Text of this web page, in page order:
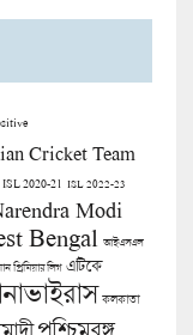
Cricket Team
ISL 2020-21 ISL 2022-23
Modi
Bengal আইএসএল
প্রিমিয়ার লিগ এটিকে
কলকাতা